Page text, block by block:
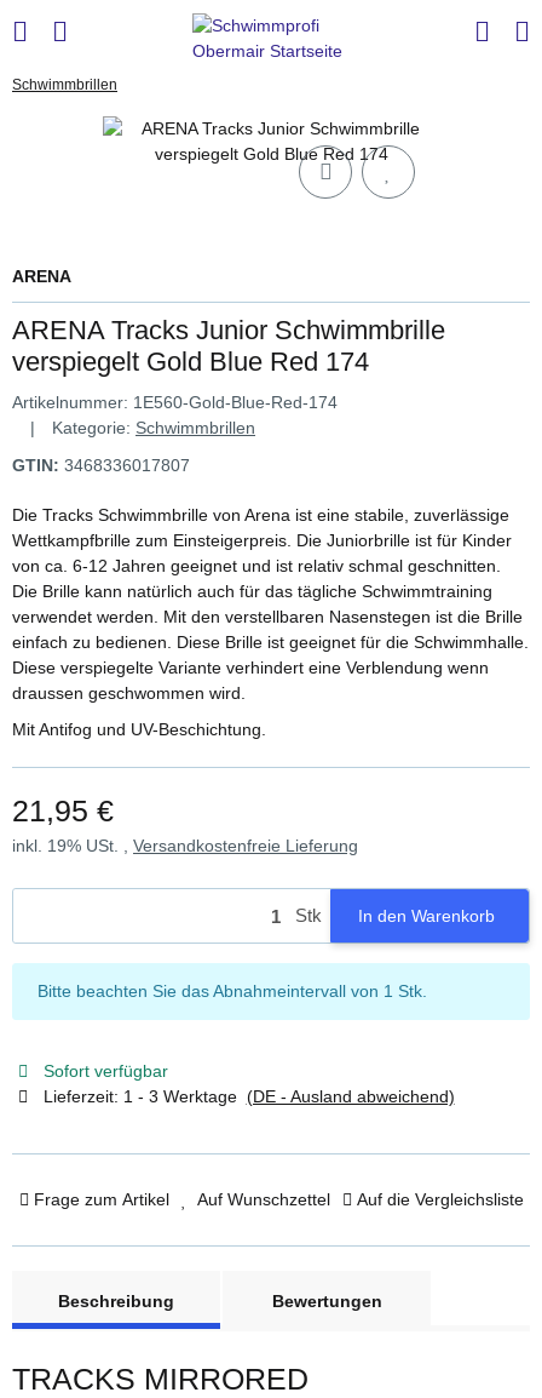
Schwimmbrillen
ARENA
ARENA Tracks Junior Schwimmbrille
verspiegelt Gold Blue Red 174
Artikelnummer: 1E560-Gold-Blue-Red-174
Kategorie: Schwimmbrillen
GTIN: 3468336017807
Die Tracks Schwimmbrille von Arena ist eine stabile, zuverlässige
Wettkampfbrille zum Einsteigerpreis. Die Juniorbrille ist für Kinder
von ca. 6-12 Jahren geeignet und ist relativ schmal geschnitten.
Die Brille kann natürlich auch für das tägliche Schwimmtraining
verwendet werden. Mit den verstellbaren Nasenstegen ist die Brille
einfach zu bedienen. Diese Brille ist geeignet für die Schwimmhalle.
Diese verspiegelte Variante verhindert eine Verblendung wenn
draussen geschwommen wird.
Mit Antifog und UV-Beschichtung.
21,95 €
inkl. 19% USt. , Versandkostenfreie Lieferung
Stk In den Warenkorb
x
Bitte beachten Sie das Abnahmeintervall von 1 Stk.
Sofort verfügbar
Lieferzeit: 1 - 3 Werktage (DE - Ausland abweichend)
Frage zum Artikel Auf Wunschzettel Auf die Vergleichsliste
Beschreibung
Bewertungen
TRACKS MIRRORED